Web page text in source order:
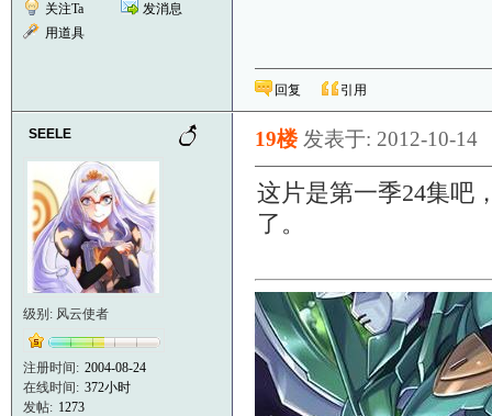
关注Ta
发消息
用道具
回复 引用
SEELE
级别: 风云使者
注册时间: 2004-08-24
在线时间: 372小时
发帖: 1273
19楼 发表于: 2012-10-14
这片是第一季24集吧
了。